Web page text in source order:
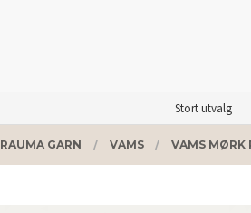
Stort utvalg
RAUMA GARN VAMS VAMS MØRK